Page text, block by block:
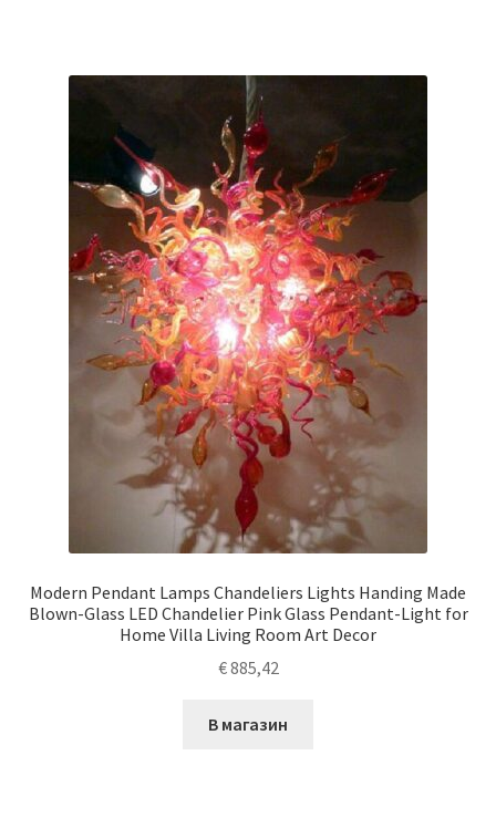
Modern Pendant Lamps Chandeliers Lights Handing Made
Blown-Glass LED Chandelier Pink Glass Pendant-Light for
Home Villa Living Room Art Decor
€885,42
В магазин